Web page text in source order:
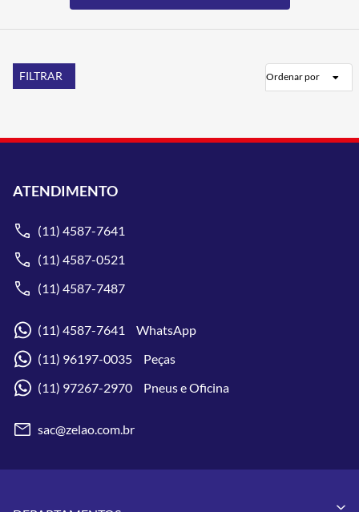
FILTRAR Ordenar por
ATENDIMENTO
(11) 4587-7641
(11) 4587-0521
(11) 4587-7487
(11) 4587-7641 WhatsApp
(11) 96197-0035 Peças
(11) 97267-2970 Pneus e Oficina
sac@zelao.com.br